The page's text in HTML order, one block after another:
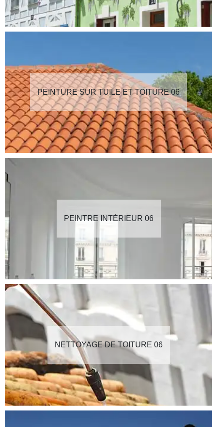
PEINTURE SUR TUILE ET TOITURE 06
PEINTRE INTÉRIEUR 06
NETTOYAGE DE TOITURE 06